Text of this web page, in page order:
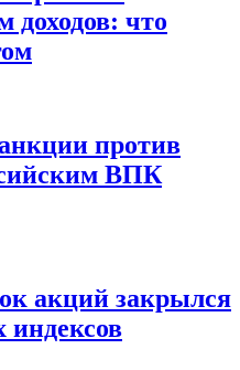
доходов: что
против
ВПК
акций закрылся
индексов